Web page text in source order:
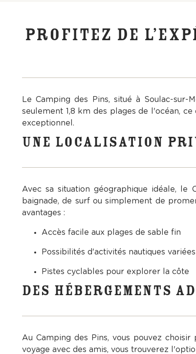
PROFITEZ DE
Le Camping des Pins, situé à Soulac-
seulement 1,8 km des plages de l'océan,
exceptionnel.
UNE LOCALISATION
Avec sa situation géographique idéale, le
baignade, de surf ou simplement de
avantages :
Accès facile aux plages de sable fin
Possibilités d'activités nautiques variées
Pistes cyclables pour explorer la côte
DES HÉBERGEMENTS
Au Camping des Pins, vous pouvez
voyage avec des amis, vous trouverez